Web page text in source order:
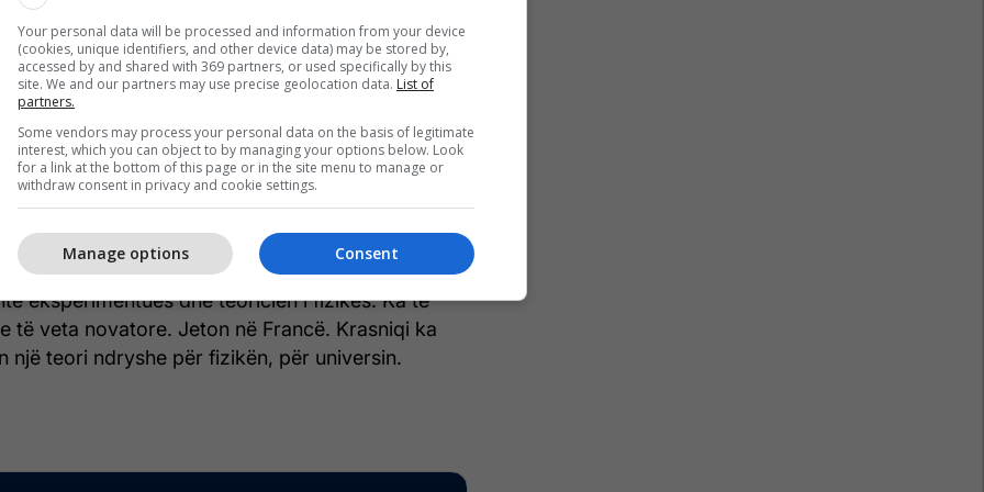
si e vetmja forcë shtytëse në makrobotë është
të jetë kështu sikurse është, e pa këtë forcë
do ta mbanin universin të tkurrur si një
shkruan Epoka e Re.
i saj ka parashtruar disa nga arritjet e tij në
me theks të posaçëm punën e dekadës
2013 ka zbuluar fushën antimagnetike.
eksperimentues dhe teoricien i fizikës. Ka të
të veta novatore. Jeton në Francë. Krasniqi ka
një teori ndryshe për fizikën, për universin.
Your personal data will be processed and information from your device
(cookies, unique identifiers, and other device data) may be stored by,
accessed by and shared with 369 partners, or used specifically by this
site. We and our partners may use precise geolocation data. List of
partners.
Some vendors may process your personal data on the basis of legitimate
interest, which you can object to by managing your options below. Look
for a link at the bottom of this page or in the site menu to manage or
withdraw consent in privacy and cookie settings.
Consent
Manage options